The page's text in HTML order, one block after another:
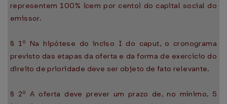
representem 100% (cem por cento) do capital social do
emissor.
§ 1º Na hipótese do inciso I do caput, o cronograma
previsto das etapas da oferta e da forma de exercício do
direito de prioridade deve ser objeto de fato relevante.
§ 2º A oferta deve prever um prazo de, no mínimo, 5